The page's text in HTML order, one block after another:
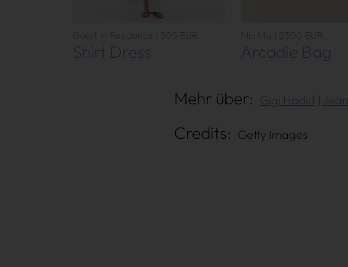
Win Win
Shirt Dress
Guest in Residence | 505 EUR
Arcadie Bag
Miu Miu | 2300 EUR
Mehr über: Gigi Hadid Jeans
Credits: Getty Images